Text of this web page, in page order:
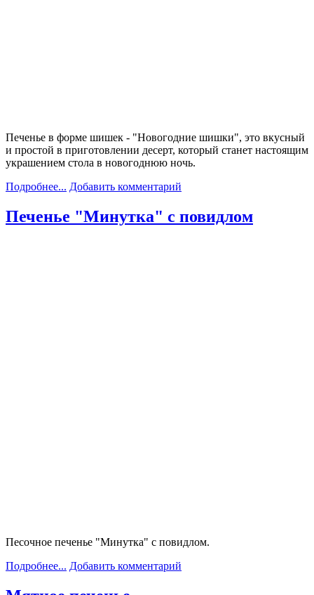
Печенье в форме шишек - "Новогодние шишки", это вкусный
и простой в приготовлении десерт, который станет настоящим
украшением стола в новогоднюю ночь.
Подробнее... Добавить комментарий
Печенье "Минутка" с повидлом
Песочное печенье "Минутка" с повидлом.
Подробнее... Добавить комментарий